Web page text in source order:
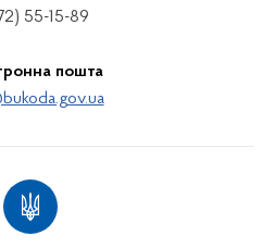
55-15-89
пошта